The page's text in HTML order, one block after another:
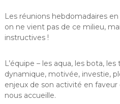
Les réunions hebdomadaires
on ne vient pas de ce milieu,
instructives !
L’équipe – les aqua, les bota,
dynamique, motivée, investie,
enjeux de son activité en faveur
nous accueille.